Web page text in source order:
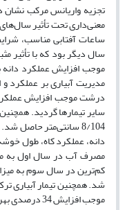
تجزیه واریانس مرکب نشان
معنی‌داری تحت تأثیر
ساعات آفتابی مناسب،
سال دیگر بود که با تأثیر
مدیریت آبیاری بر عملکرد
سایر تیمارها گردید.
8/104 سانتی‌متر حاصل
دانه، عملکرد کاه، طول
شد. همچنین تیمار آبیاری
موجب افزایش 34 درصدی بهره وری مصرف آب شد.